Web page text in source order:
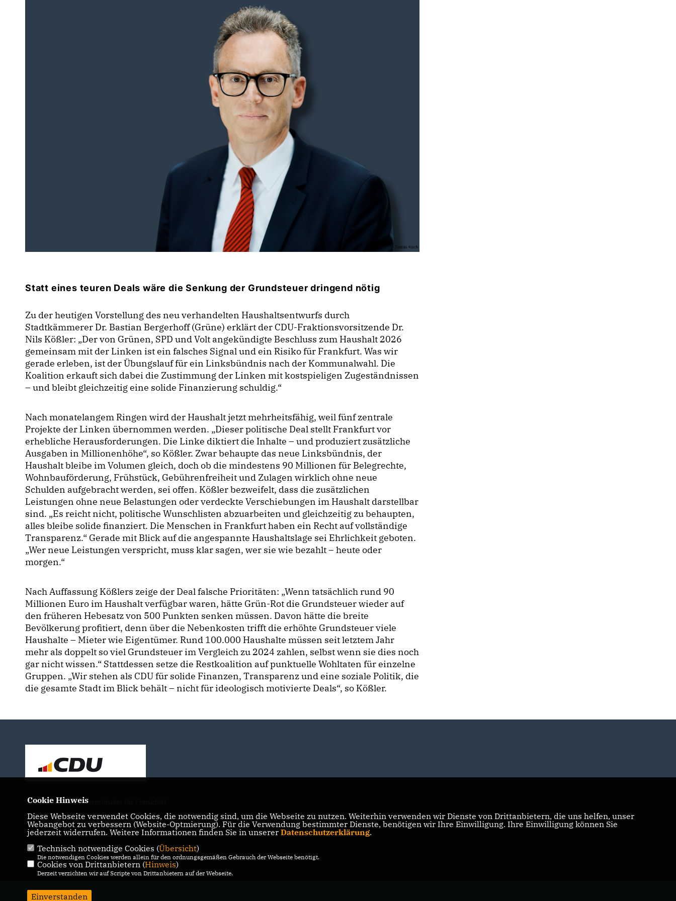
Statt eines teuren Deals wäre die Senkung der Grundsteuer dringend nötig
Zu der heutigen Vorstellung des neu verhandelten Haushaltsentwurfs durch
Stadtkämmerer Dr. Bastian Bergerhoff (Grüne) erklärt der CDU-Fraktionsvorsitzende Dr.
Nils Kößler: „Der von Grünen, SPD und Volt angekündigte Beschluss zum Haushalt 2026
gemeinsam mit der Linken ist ein falsches Signal und ein Risiko für Frankfurt. Was wir
gerade erleben, ist der Übungslauf für ein Linksbündnis nach der Kommunalwahl. Die
Koalition erkauft sich dabei die Zustimmung der Linken mit kostspieligen Zugeständnissen
– und bleibt gleichzeitig eine solide Finanzierung schuldig.“
Nach monatelangem Ringen wird der Haushalt jetzt mehrheitsfähig, weil fünf zentrale
Projekte der Linken übernommen werden. „Dieser politische Deal stellt Frankfurt vor
erhebliche Herausforderungen. Die Linke diktiert die Inhalte – und produziert zusätzliche
Ausgaben in Millionenhöhe“, so Kößler. Zwar behaupte das neue Linksbündnis, der
Haushalt bleibe im Volumen gleich, doch ob die mindestens 90 Millionen für Belegrechte,
Wohnbauförderung, Frühstück, Gebührenfreiheit und Zulagen wirklich ohne neue
Schulden aufgebracht werden, sei offen. Kößler bezweifelt, dass die zusätzlichen
Leistungen ohne neue Belastungen oder verdeckte Verschiebungen im Haushalt darstellbar
sind. „Es reicht nicht, politische Wunschlisten abzuarbeiten und gleichzeitig zu behaupten,
alles bleibe solide finanziert. Die Menschen in Frankfurt haben ein Recht auf vollständige
Transparenz.“ Gerade mit Blick auf die angespannte Haushaltslage sei Ehrlichkeit geboten.
Wer neue Leistungen verspricht, muss klar sagen, wer sie wie bezahlt – heute oder
morgen.“
Nach Auffassung Kößlers zeige der Deal falsche Prioritäten: „Wenn tatsächlich rund 90
Millionen Euro im Haushalt verfügbar waren, hätte Grün-Rot die Grundsteuer wieder auf
den früheren Hebesatz von 500 Punkten senken müssen. Davon hätte die breite
Bevölkerung profitiert, denn über die Nebenkosten trifft die erhöhte Grundsteuer viele
Haushalte – Mieter wie Eigentümer. Rund 100.000 Haushalte müssen seit letztem Jahr
mehr als doppelt so viel Grundsteuer im Vergleich zu 2024 zahlen, selbst wenn sie dies noch
gar nicht wissen.“ Stattdessen setze die Restkoalition auf punktuelle Wohltaten für einzelne
Gruppen. „Wir stehen als CDU für solide Finanzen, Transparenz und eine soziale Politik, die
die gesamte Stadt im Blick behält – nicht für ideologisch motivierte Deals“, so Kößler.
Nils Kößler - Stadtverordneter für Frankfurt
IMPRESSUM DATENSCHUTZ KONTAKT
Cookie Hinweis
Diese Webseite verwendet Cookies, die notwendig sind, um die Webseite zu nutzen. Weiterhin verwenden wir Dienste von Drittanbietern, die uns helfen, unser
Webangebot zu verbessern (Website-Optmierung). Für die Verwendung bestimmter Dienste, benötigen wir Ihre Einwilligung. Ihre Einwilligung können Sie
jederzeit widerrufen. Weitere Informationen finden Sie in unserer Datenschutzerklärung.
Technisch notwendige Cookies (Übersicht)
Die notwendigen Cookies werden allein für den ordnungsgemäßen Gebrauch der Webseite benötigt.
Cookies von Drittanbietern (Hinweis)
Derzeit verzichten wir auf Scripte von Drittanbietern auf der Webseite.
Einverstanden